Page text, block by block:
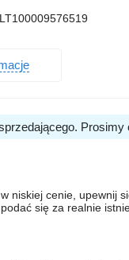
niskiej cenie, upewnij
się za realnie